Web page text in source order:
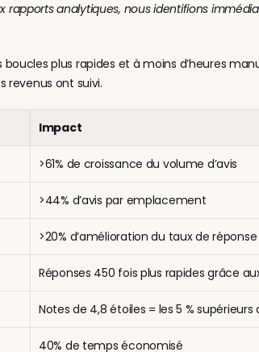
analytiques, nous identifions
plus rapides et à moins d’heures
revenus ont suivi.
Impact
>61% de croissance du volume d’avis
>44% d’avis par emplacement
>20% d’amélioration du taux de réponse
Réponses 450 fois plus rapides grâce
Notes de 4,8 étoiles = les 5 %
40% de temps économisé